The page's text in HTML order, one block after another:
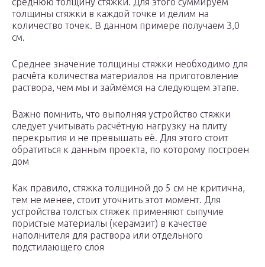
толщины стяжки в каждой точке и делим на
количество точек. В данном примере получаем 3,0
см.
Среднее значение толщины стяжки необходимо для
расчёта количества материалов на приготовление
раствора, чем мы и займёмся на следующем этапе.
Важно помнить, что выполняя устройство стяжки
следует учитывать расчётную нагрузку на плиту
перекрытия и не превышать её. Для этого стоит
обратиться к данным проекта, по которому построен
дом
Как правило, стяжка толщиной до 5 см не критична,
тем не менее, стоит уточнить этот момент. Для
устройства толстых стяжек применяют сыпучие
пористые материалы (керамзит) в качестве
наполнителя для раствора или отдельного
подстилающего слоя